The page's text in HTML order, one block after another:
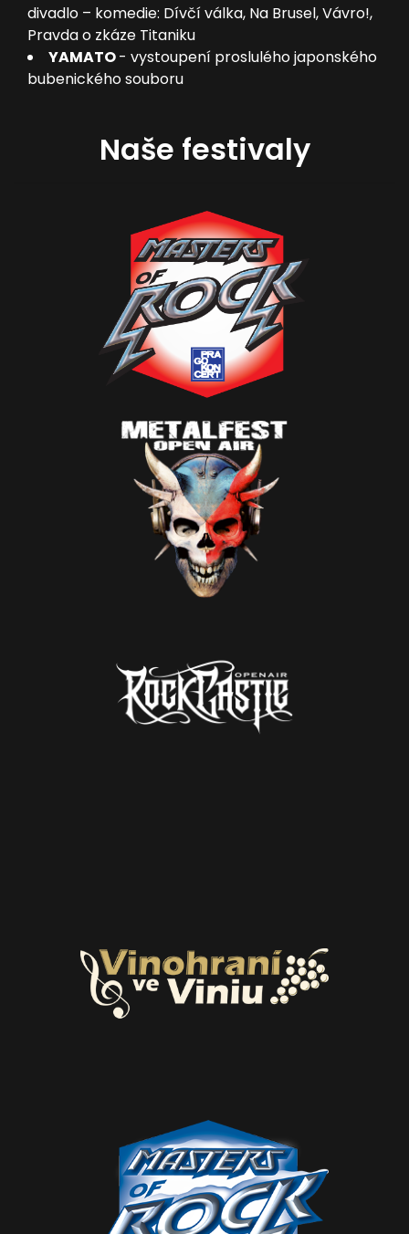
divadlo – komedie: Dívčí válka, Na Brusel, Vávro!,
Pravda o zkáze Titaniku
YAMATO- vystoupení proslulého japonského
bubenického souboru
Naše festivaly